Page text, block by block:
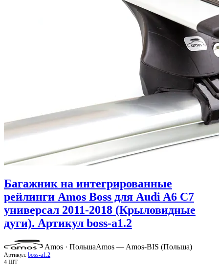
Багажник на интегрированные
рейлинги Amos Boss для Audi A6 C7
универсал 2011-2018 (Крыловидные
дуги). Артикул boss-a1.2
Amos · ПольшаAmos — Amos-BIS (Польша)
Артикул: boss-a1.2
4 ШТ